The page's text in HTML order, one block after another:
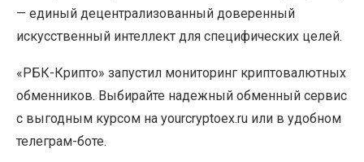
— единый децентрализованный доверенный
искусственный интеллект для специфических целей.
«РБК-Крипто» запустил мониторинг криптовалютных
обменников. Выбирайте надежный обменный сервис
с выгодным курсом на yourcryptoex.ru или в удобном
телеграм-боте.